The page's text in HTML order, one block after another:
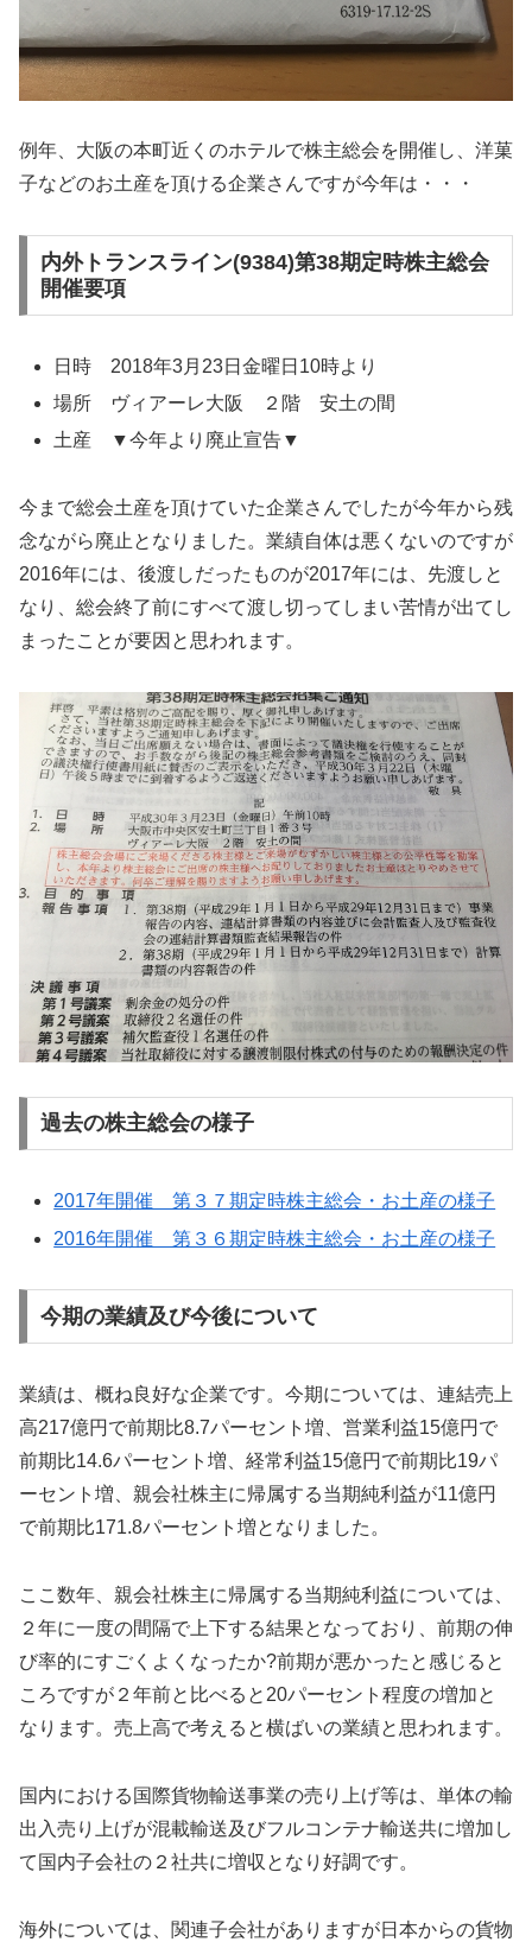
例年、大阪の本町近くのホテルで株主総会を開催し、洋菓
子などのお土産を頂ける企業さんですが今年は・・・
内外トランスライン(9384)第38期定時株主総会
開催要項
日時 2018年3月23日金曜日10時より
場所 ヴィアーレ大阪 ２階 安土の間
土産 ▼今年より廃止宣告▼
今まで総会土産を頂けていた企業さんでしたが今年から残
念ながら廃止となりました。業績自体は悪くないのですが
2016年には、後渡しだったものが2017年には、先渡しと
なり、総会終了前にすべて渡し切ってしまい苦情が出てし
まったことが要因と思われます。
過去の株主総会の様子
2017年開催 第３７期定時株主総会・お土産の様子
2016年開催 第３６期定時株主総会・お土産の様子
今期の業績及び今後について
業績は、概ね良好な企業です。今期については、連結売上
高217億円で前期比8.7パーセント増、営業利益15億円で
前期比14.6パーセント増、経常利益15億円で前期比19パ
ーセント増、親会社株主に帰属する当期純利益が11億円
で前期比171.8パーセント増となりました。
ここ数年、親会社株主に帰属する当期純利益については、
２年に一度の間隔で上下する結果となっており、前期の伸
び率的にすごくよくなったか?前期が悪かったと感じると
ころですが２年前と比べると20パーセント程度の増加と
なります。売上高で考えると横ばいの業績と思われます。
国内における国際貨物輸送事業の売り上げ等は、単体の輸
出入売り上げが混載輸送及びフルコンテナ輸送共に増加し
て国内子会社の２社共に増収となり好調です。
海外については、関連子会社がありますが日本からの貨物